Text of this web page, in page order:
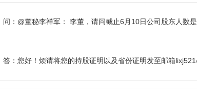
问： @董秘李祥军： 李董，请问截止6月10日公司股东人数
答： 您好！烦请将您的持股证明以及省份证明发至邮箱